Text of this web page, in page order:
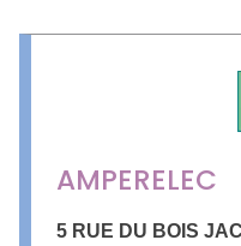
AMPERELEC
5 RUE DU BOIS